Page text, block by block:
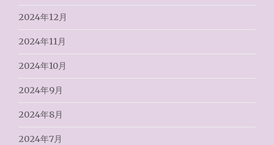
2024年12月
2024年11月
2024年10月
2024年9月
2024年8月
2024年7月